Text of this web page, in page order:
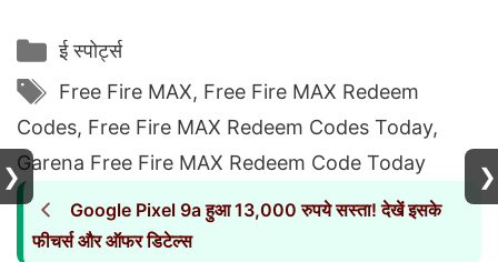
Categories
ई स्पोर्ट्स
Tags
Free Fire MAX, Free Fire MAX Redeem
Codes, Free Fire MAX Redeem Codes Today,
Garena Free Fire MAX Redeem Code Today
Google Pixel 9a हुआ 13,000 रुपये सस्ता! देखें इसके
फीचर्स और ऑफर डिटेल्स
❯ ❯